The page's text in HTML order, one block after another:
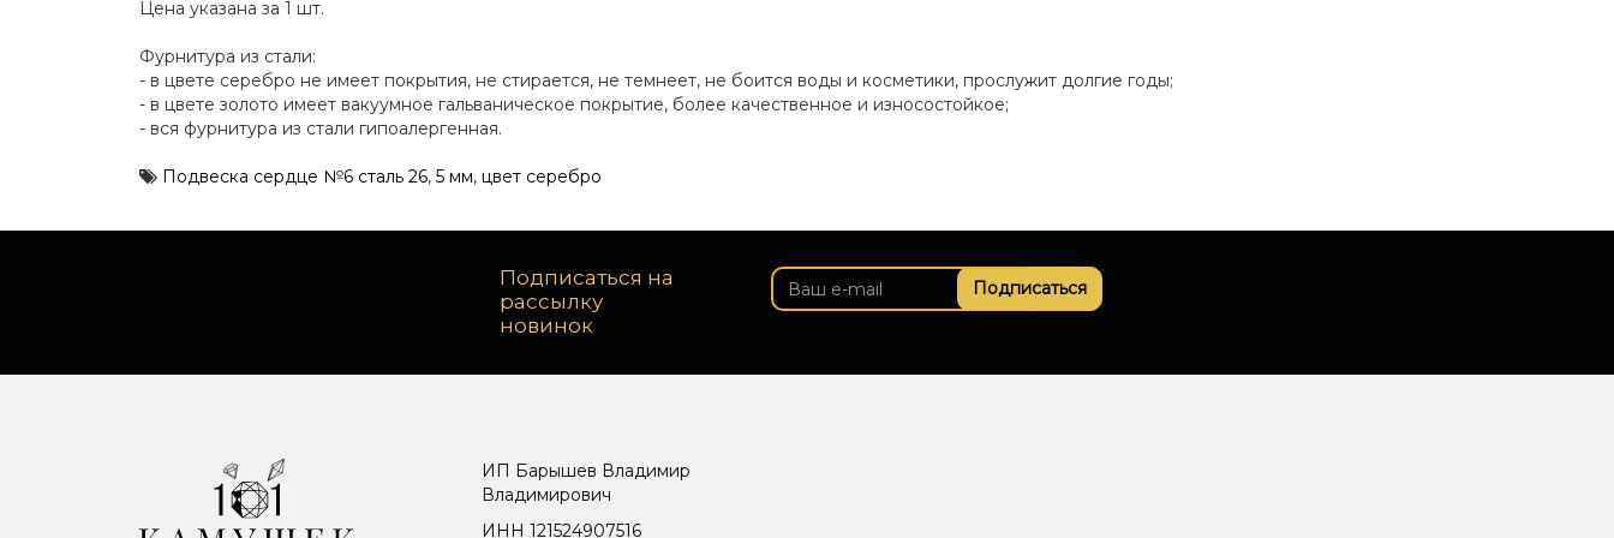
Цена указана за 1 шт.
Фурнитура из стали:
- в цвете серебро не имеет покрытия, не стирается, не темнеет, не боится воды и косметики, прослужит долгие годы;
- в цвете золото имеет вакуумное гальваническое покрытие, более качественное и износостойкое;
- вся фурнитура из стали гипоалергенная.
Подвеска сердце №6 сталь 26, 5 мм, цвет серебро
Подписаться на
рассылку
новинок
Подписаться
ИП Барышев Владимир
Владимирович
ИНН 121524907516